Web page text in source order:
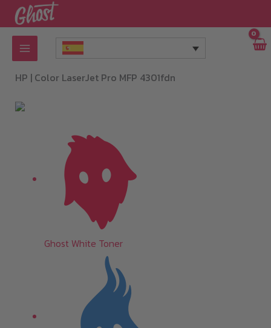
al
contenido
HP | Color LaserJet Pro MFP 4301fdn
Ghost White Toner